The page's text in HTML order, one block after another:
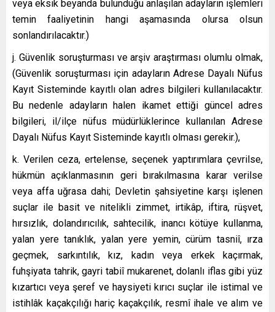
veya eksik beyanda bulunduğu anlaşılan adayların işlemleri
temin faaliyetinin hangi aşamasında olursa olsun
sonlandırılacaktır.)
j. Güvenlik soruşturması ve arşiv araştırması olumlu olmak,
(Güvenlik soruşturması için adayların Adrese Dayalı Nüfus
Kayıt Sisteminde kayıtlı olan adres bilgileri kullanılacaktır.
Bu nedenle adayların halen ikamet ettiği güncel adres
bilgileri, il/ilçe nüfus müdürlüklerince kullanılan Adrese
Dayalı Nüfus Kayıt Sisteminde kayıtlı olması gerekir.),
k. Verilen ceza, ertelense, seçenek yaptırımlara çevrilse,
hükmün açıklanmasının geri bırakılmasına karar verilse
veya affa uğrasa dahi; Devletin şahsiyetine karşı işlenen
suçlar ile basit ve nitelikli zimmet, irtikâp, iftira, rüşvet,
hırsızlık, dolandırıcılık, sahtecilik, inancı kötüye kullanma,
yalan yere tanıklık, yalan yere yemin, cürüm tasniî, ırza
geçmek, sarkıntılık, kız, kadın veya erkek kaçırmak,
fuhşiyata tahrik, gayri tabiî mukarenet, dolanlı iflas gibi yüz
kızartıcı veya şeref ve haysiyeti kırıcı suçlar ile istimal ve
istihlâk kaçakçılığı hariç kaçakçılık, resmî ihale ve alım ve